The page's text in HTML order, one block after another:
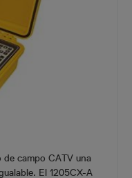
campo CATV una
El 1205CX-A